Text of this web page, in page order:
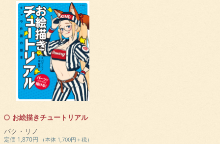
お絵描きチュートリアル
パク・リノ
定価 1,870円 （本体 1,700円＋税）